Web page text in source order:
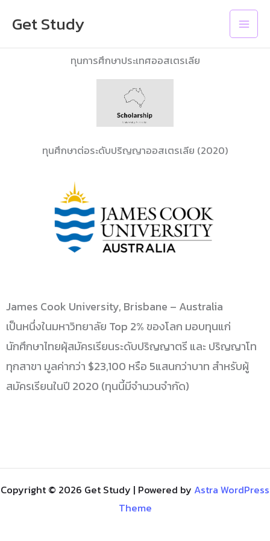
content
Get Study
Main
ทุนการศึกษาประเทศออสเตรเลีย
ทุนศึกษาต่อระดับปริญญาออสเตรเลีย (2020)
James Cook University, Brisbane – Australia
เป็นหนึ่งในมหาวิทยาลัย Top 2% ของโลก มอบทุนแก่
นักศึกษาไทยผุ้สมัครเรียนระดับปริญญาตรี และ ปริญญาโท
ทุกสาขา มูลค่ากว่า $23,100 หรือ 5แสนกว่าบาท สำหรับผู้
สมัครเรียนในปี 2020 (ทุนนี้มีจำนวนจำกัด)
Copyright © 2026 Get Study | Powered by Astra WordPress
Theme